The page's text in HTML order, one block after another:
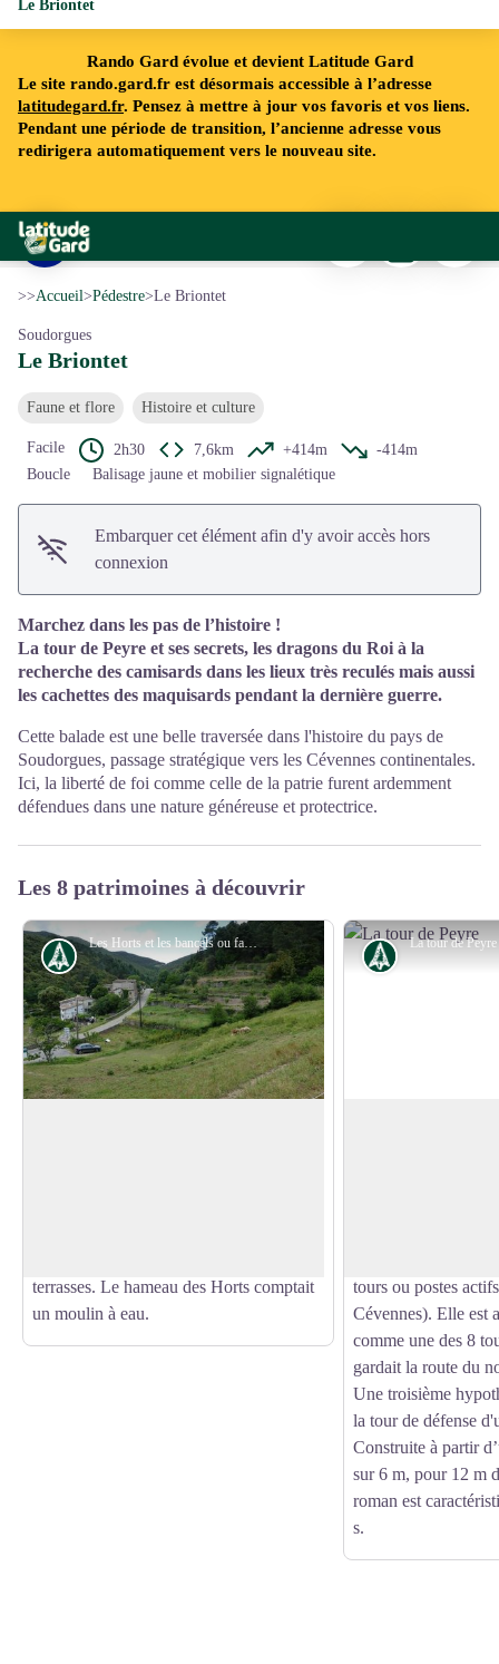
Rando Gard évolue et devient Latitude Gard
Le site rando.gard.fr est désormais accessible à l’adresse
latitudegard.fr. Pensez à mettre à jour vos favoris et vos liens.
Pendant une période de transition, l’ancienne adresse vous
redirigera automatiquement vers le nouveau site.
Rando Gard
Le Briontet
Voir l'image en plein écran
>>Accueil>Pédestre>Le Briontet
Soudorgues
Le Briontet
Faune et flore Histoire et culture
Facile 2h30 7,6km +414m
-414m
Boucle
Balisage jaune et mobilier signalétique
Embarquer cet élément afin d'y avoir accès hors
connexion
Marchez dans les pas de l’histoire !
La tour de Peyre et ses secrets, les dragons du Roi à la
recherche des camisards dans les lieux très reculés mais aussi
les cachettes des maquisards pendant la dernière guerre.
Cette balade est une belle traversée dans l'histoire du pays de
Soudorgues, passage stratégique vers les Cévennes continentales.
Ici, la liberté de foi comme celle de la patrie furent ardemment
défendues dans une nature généreuse et protectrice.
Les 8 patrimoines à découvrir
Les Horts et les bancels ou faïsses - Nathalie Thomas
Histoire
terrasses. Le hameau des Horts comptait
un moulin à eau.
Histoire
tours ou postes
Cévennes). Elle est
comme une des 8
gardait la route du
Une troisième
la tour de défense
Construite à partir
sur 6 m, pour 12 m
roman est
s.